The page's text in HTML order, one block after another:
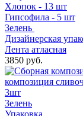
Хлопок - 13 шт
Гипсофила - 5 шт
Зелень
Дизайнерская
Лента атласная
3850 руб.
композиция
3шт
Зелень
Упаковка